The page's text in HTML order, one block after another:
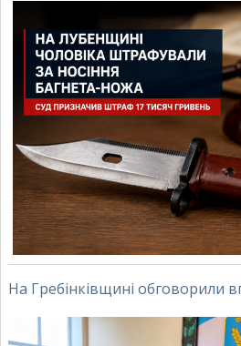
На Гребінківщині обговорили